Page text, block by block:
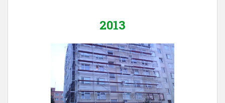
2013